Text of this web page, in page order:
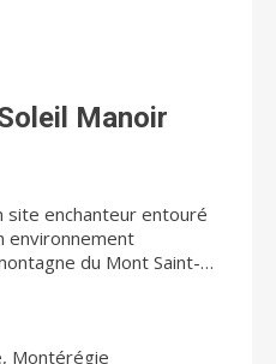
Manoir
environnement
du Mont Saint-
la beauté de la nature
rythme des saisons, ainsi
et aux petits animaux y
située à proximité d'un
Montérégie